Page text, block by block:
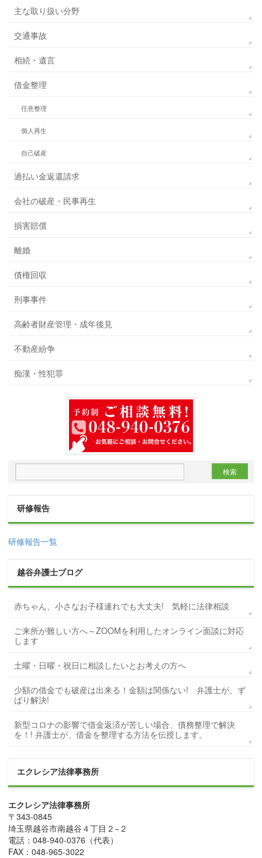
主な取り扱い分野
交通事故
相続・遺言
借金整理
任意整理
個人再生
自己破産
過払い金返還請求
会社の破産・民事再生
損害賠償
離婚
債権回収
刑事事件
高齢者財産管理・成年後見
不動産紛争
痴漢・性犯罪
研修報告
研修報告一覧
越谷弁護士ブログ
赤ちゃん、小さなお子様連れでも大丈夫! 気軽に法律相談
ご来所が難しい方へ～ZOOMを利用したオンライン面談に対応
します
土曜・日曜・祝日に相談したいとお考えの方へ
少額の借金でも破産は出来る！金額は関係ない! 弁護士が、ず
ばり解決!
新型コロナの影響で借金返済が苦しい場合、債務整理で解決
を！! 弁護士が、借金を整理する方法を伝授します。
エクレシア法律事務所
エクレシア法律事務所
〒343-0845
埼玉県越谷市南越谷４丁目２−２
電話：048-940-0376 （代表）
FAX：048-965-3022